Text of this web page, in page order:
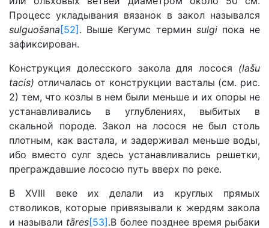
Процесс укладывания вязанок в закол назывался
sulguošana [52] . Выше Кегумс термин sulgi пока не
зафиксирован.
Конструкция долесского закола для лосося (lašu
tacis) отличалась от конструкции васталы (см. рис.
2) тем, что козлы в нем были меньше и их опоры не
устанавливались в углублениях, выбитых в
скальной породе. Закол на лосося не был столь
плотным, как вастала, и задерживал меньше воды,
ибо вместо сулг здесь устанавливались решетки,
преграждавшие лососю путь вверх по реке.
В XVIII веке их делали из круглых прямых
стволиков, которые привязывали к жердям закола
и называли tāres[53] .В более позднее время рыбаки